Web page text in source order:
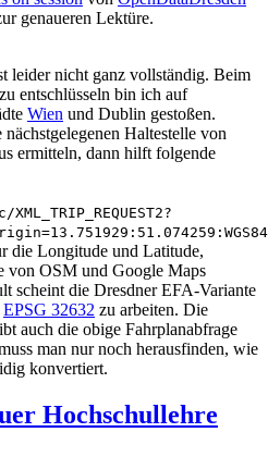
genaueren Lektüre.
leider nicht ganz vollständig. Beim
entschlüsseln bin ich auf
Wien und Dublin gestoßen.
Haltestelle von
ermitteln, dann hilft folgende
die Longitude und Latitude,
von OSM und Google Maps
scheint die Dresdner EFA-Variante
EPSG 32632 zu arbeiten. Die
auch die obige Fahrplanabfrage
man nur noch herausfinden, wie
konvertiert.
Hochschullehre